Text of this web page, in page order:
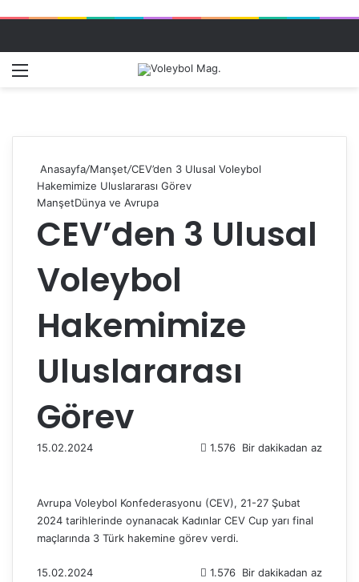
Anasayfa/Manşet/CEV’den 3 Ulusal Voleybol
Hakemimize Uluslararası Görev
ManşetDünya ve Avrupa
CEV’den 3 Ulusal
Voleybol
Hakemimize
Uluslararası
Görev
15.02.2024 1.576 Bir dakikadan az
Avrupa Voleybol Konfederasyonu (CEV), 21-27 Şubat
2024 tarihlerinde oynanacak Kadınlar CEV Cup yarı final
maçlarında 3 Türk hakemine görev verdi.
15.02.2024 1.576 Bir dakikadan az